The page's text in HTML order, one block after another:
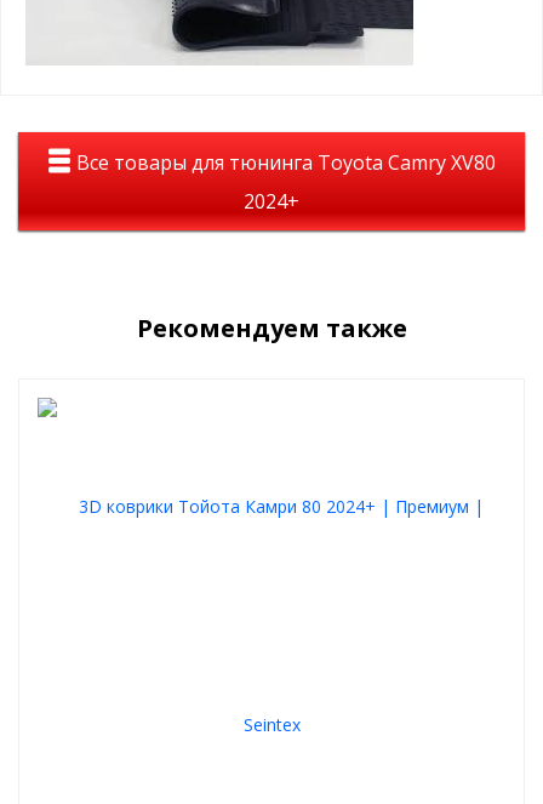
идеальное сочетание с вашим авто
лучшие лекала от завода
Вы останетесь довольны!
Все товары для тюнинга Toyota Camry XV80
2024+
Рекомендуем также